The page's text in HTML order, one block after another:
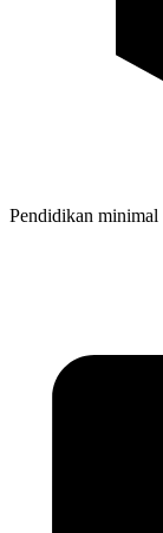
Pendidikan minimal